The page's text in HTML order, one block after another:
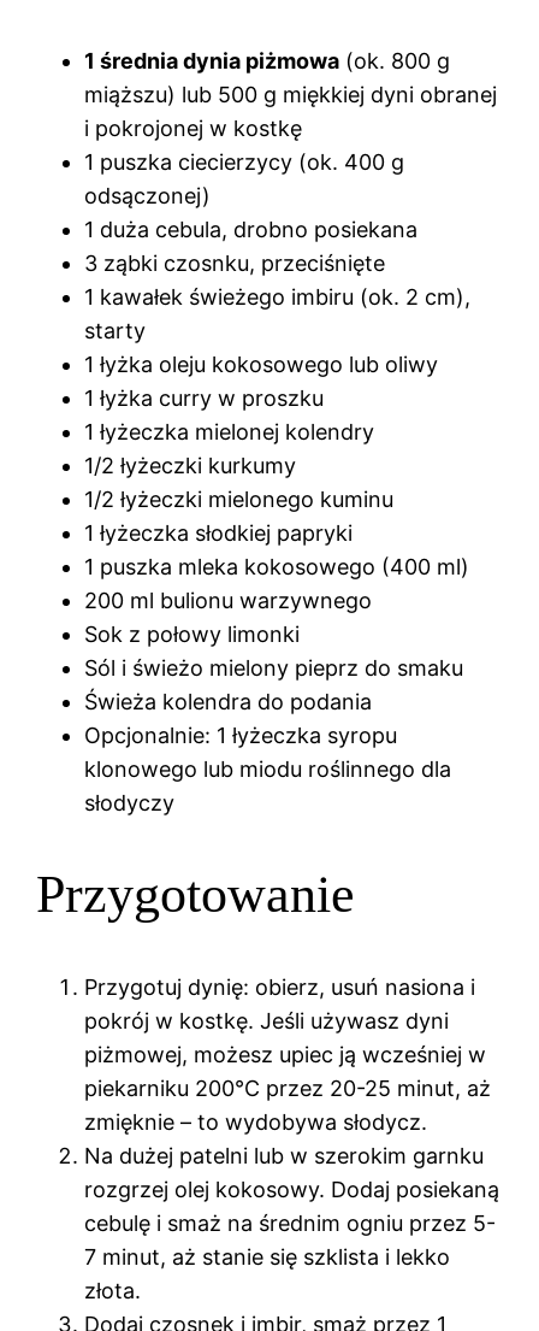
1 średnia dynia piżmowa (ok. 800 g
miąższu) lub 500 g miękkiej dyni obranej
i pokrojonej w kostkę
1 puszka ciecierzycy (ok. 400 g
odsączonej)
1 duża cebula, drobno posiekana
3 ząbki czosnku, przeciśnięte
1 kawałek świeżego imbiru (ok. 2 cm),
starty
1 łyżka oleju kokosowego lub oliwy
1 łyżka curry w proszku
1 łyżeczka mielonej kolendry
1/2 łyżeczki kurkumy
1/2 łyżeczki mielonego kuminu
1 łyżeczka słodkiej papryki
1 puszka mleka kokosowego (400 ml)
200 ml bulionu warzywnego
Sok z połowy limonki
Sól i świeżo mielony pieprz do smaku
Świeża kolendra do podania
Opcjonalnie: 1 łyżeczka syropu
klonowego lub miodu roślinnego dla
słodyczy
Przygotowanie
Przygotuj dynię: obierz, usuń nasiona i
pokrój w kostkę. Jeśli używasz dyni
piżmowej, możesz upiec ją wcześniej w
piekarniku 200°C przez 20-25 minut, aż
zmięknie – to wydobywa słodycz.
Na dużej patelni lub w szerokim garnku
rozgrzej olej kokosowy. Dodaj posiekaną
cebulę i smaż na średnim ogniu przez 5-
7 minut, aż stanie się szklista i lekko
złota.
Dodaj czosnek i imbir, smaż przez 1